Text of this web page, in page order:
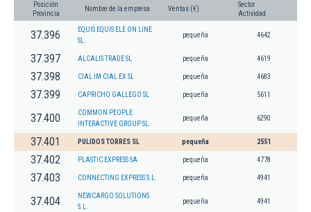
Posición
Provincia
Nombre de la empresa Ventas (€)
Sector
Actividad
37.396
EQUIS EQUIS ELE ON LINE
SL.
pequeña 4642
37.397 ALCALIS TRADE SL pequeña 4619
37.398 CIAL IM CIAL EX SL pequeña 4683
37.399 CAPRICHO GALLEGO SL pequeña 5611
37.400
COMMON PEOPLE
INTERACTIVE GROUP SL.
pequeña 6290
37.401 PULIDOS TORRES SL pequeña 2551
37.402 PLASTIC EXPRESS SA pequeña 4778
37.403 CONNECTING EXPRESS S.L. pequeña 4941
37.404
NEWCARGO SOLUTIONS
S.L.
pequeña 4941